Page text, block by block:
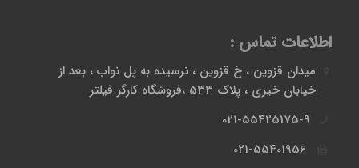
اطلاعات تماس :
میدان قزوین ، خ قزوین ، نرسیده به پل نواب ، بعد از
خیابان خیری ، پلاک 533 ،فروشگاه کارگر فیلتر
021-55425175-9
021-55401956